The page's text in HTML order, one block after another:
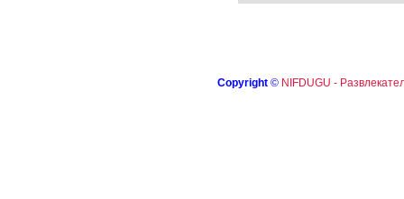
Copyright © NIFDUGU -